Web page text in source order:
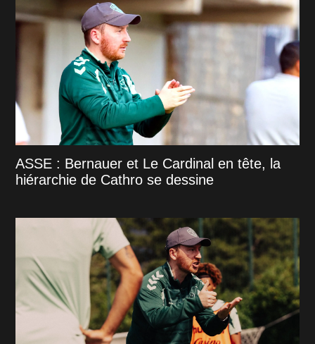
ASSE : Bernauer et Le Cardinal en tête, la
hiérarchie de Cathro se dessine